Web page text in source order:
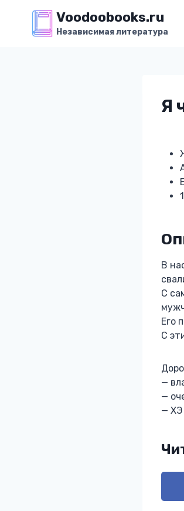
содержимому
Voodoobooks.ru
Независимая литература
Я
В
С
Его
С
—
—
— ХЭ